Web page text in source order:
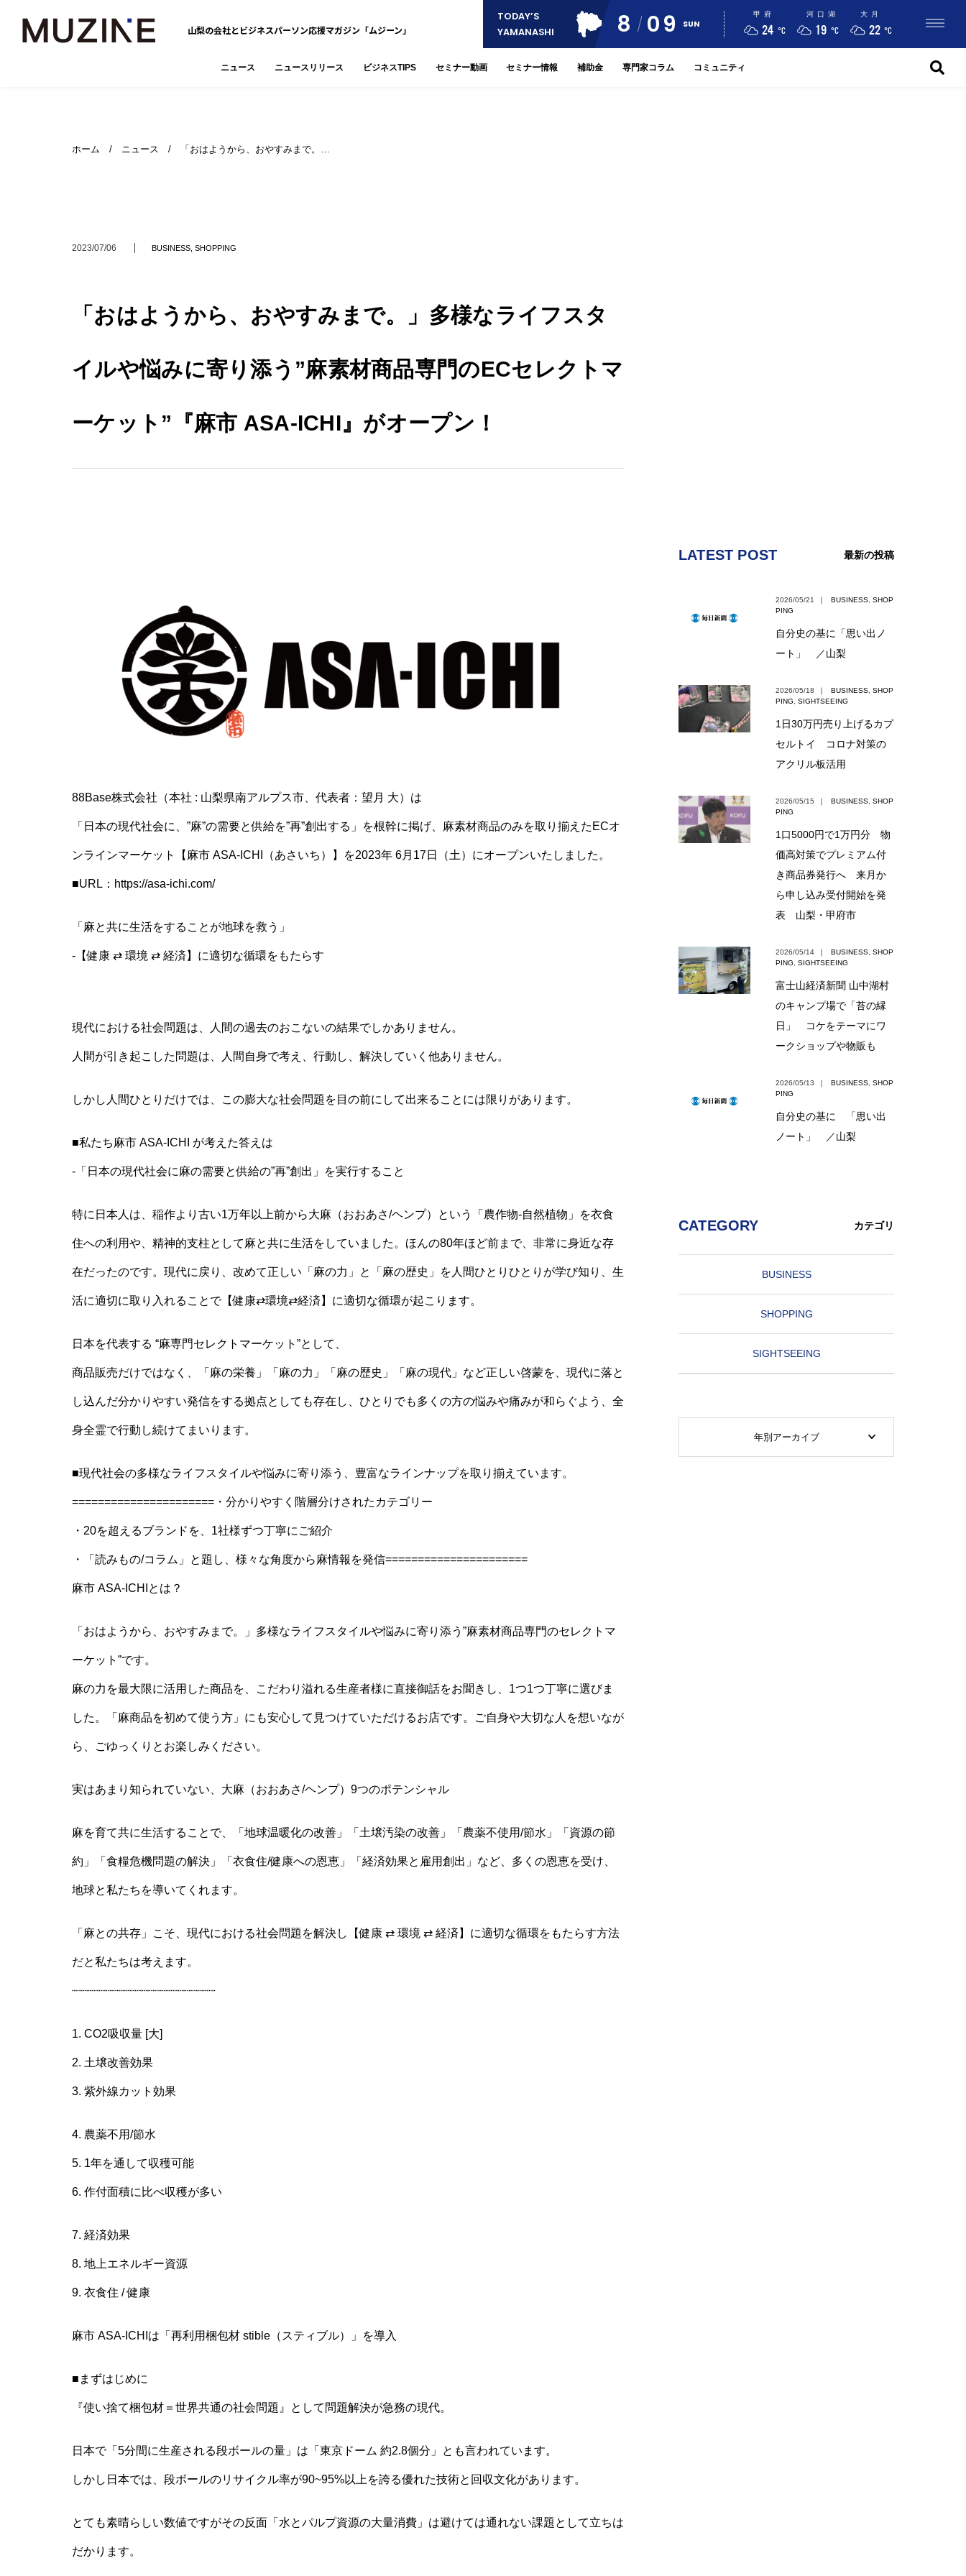
山梨の会社とビジネスパーソン応援マガジン「ムジーン」
TODAY’S
YAMANASHI
8 09 SUN
甲府
24 °C
河口湖
19 °C
大月
22 °C
ニュース ニュースリリース ビジネスTIPS セミナー動画 セミナー情報 補助金 専門家コラム コミュニティ
ホーム / ニュース / 「おはようから、おやすみまで。…
2023/07/06 BUSINESS SHOPPING
「おはようから、おやすみまで。」多様なライフスタ
イルや悩みに寄り添う”麻素材商品専門のECセレクトマ
ーケット”『麻市 ASA-ICHI』がオープン！
88Base株式会社（本社 : 山梨県南アルプス市、代表者：望月 大）は
「日本の現代社会に、”麻”の需要と供給を”再”創出する」を根幹に掲げ、麻素材商品のみを取り揃えたECオ
ンラインマーケット【麻市 ASA-ICHI（あさいち）】を2023年 6月17日（土）にオープンいたしました。
■URL：https://asa-ichi.com/
「麻と共に生活をすることが地球を救う」
-【健康 ⇄ 環境 ⇄ 経済】に適切な循環をもたらす
現代における社会問題は、人間の過去のおこないの結果でしかありません。
人間が引き起こした問題は、人間自身で考え、行動し、解決していく他ありません。
しかし人間ひとりだけでは、この膨大な社会問題を目の前にして出来ることには限りがあります。
■私たち麻市 ASA-ICHI が考えた答えは
-「日本の現代社会に麻の需要と供給の”再”創出」を実行すること
特に日本人は、稲作より古い1万年以上前から大麻（おおあさ/ヘンプ）という「農作物-自然植物」を衣食
住への利用や、精神的支柱として麻と共に生活をしていました。ほんの80年ほど前まで、非常に身近な存
在だったのです。現代に戻り、改めて正しい「麻の力」と「麻の歴史」を人間ひとりひとりが学び知り、生
活に適切に取り入れることで【健康⇄環境⇄経済】に適切な循環が起こります。
日本を代表する “麻専門セレクトマーケット”として、
商品販売だけではなく、「麻の栄養」「麻の力」「麻の歴史」「麻の現代」など正しい啓蒙を、現代に落と
し込んだ分かりやすい発信をする拠点としても存在し、ひとりでも多くの方の悩みや痛みが和らぐよう、全
身全霊で行動し続けてまいります。
■現代社会の多様なライフスタイルや悩みに寄り添う、豊富なラインナップを取り揃えています。
======================・分かりやすく階層分けされたカテゴリー
・20を超えるブランドを、1社様ずつ丁寧にご紹介
・「読みもの/コラム」と題し、様々な角度から麻情報を発信======================
麻市 ASA-ICHIとは？
「おはようから、おやすみまで。」多様なライフスタイルや悩みに寄り添う”麻素材商品専門のセレクトマ
ーケット”です。
麻の力を最大限に活用した商品を、こだわり溢れる生産者様に直接御話をお聞きし、1つ1つ丁寧に選びま
した。「麻商品を初めて使う方」にも安心して見つけていただけるお店です。ご自身や大切な人を想いなが
ら、ごゆっくりとお楽しみください。
実はあまり知られていない、大麻（おおあさ/ヘンプ）9つのポテンシャル
麻を育て共に生活することで、「地球温暖化の改善」「土壌汚染の改善」「農薬不使用/節水」「資源の節
約」「食糧危機問題の解決」「衣食住/健康への恩恵」「経済効果と雇用創出」など、多くの恩恵を受け、
地球と私たちを導いてくれます。
「麻との共存」こそ、現代における社会問題を解決し【健康 ⇄ 環境 ⇄ 経済】に適切な循環をもたらす方法
だと私たちは考えます。
┈┈┈┈┈┈┈┈┈┈┈┈┈┈┈┈┈┈┈┈
1. CO2吸収量 [大]
2. 土壌改善効果
3. 紫外線カット効果
4. 農薬不用/節水
5. 1年を通して収穫可能
6. 作付面積に比べ収穫が多い
7. 経済効果
8. 地上エネルギー資源
9. 衣食住 / 健康
麻市 ASA-ICHIは「再利用梱包材 stible（スティブル）」を導入
■まずはじめに
『使い捨て梱包材＝世界共通の社会問題』として問題解決が急務の現代。
日本で「5分間に生産される段ボールの量」は「東京ドーム 約2.8個分」とも言われています。
しかし日本では、段ボールのリサイクル率が90~95%以上を誇る優れた技術と回収文化があります。
とても素晴らしい数値ですがその反面「水とパルプ資源の大量消費」は避けては通れない課題として立ちは
だかります。
LATEST POST 最新の投稿
2026/05/21 ｜ BUSINESS SHOP
PING
自分史の基に「思い出ノ
ート」 ／山梨
2026/05/18 ｜ BUSINESS SHOP
PING
SIGHTSEEING
1日30万円売り上げるカプ
セルトイ コロナ対策の
アクリル板活用
2026/05/15 ｜ BUSINESS SHOP
PING
1口5000円で1万円分 物
価高対策でプレミアム付
き商品券発行へ 来月か
ら申し込み受付開始を発
表 山梨・甲府市
2026/05/14 ｜ BUSINESS SHOP
PING
SIGHTSEEING
富士山経済新聞 山中湖村
のキャンプ場で「苔の縁
日」 コケをテーマにワ
ークショップや物販も
2026/05/13 ｜ BUSINESS SHOP
PING
自分史の基に 「思い出
ノート」 ／山梨
CATEGORY カテゴリ
BUSINESS
SHOPPING
SIGHTSEEING
年別アーカイブ